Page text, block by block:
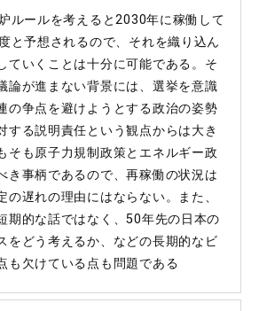
ルールを考えると2030年に稼働して
と予想されるので、それを織り込ん
ていくことは十分に可能である。そ
論が進まない背景には、選挙を意識
の争点を避けようとする政治の姿勢
する説明責任という観点からは大き
そも原子力規制政策とエネルギー政
き事柄であるので、再稼働の状況は
の遅れの理由にはならない。また、
期的な話ではなく、50年先の日本の
をどう考えるか、などの長期的なビ
も欠けている点も問題である